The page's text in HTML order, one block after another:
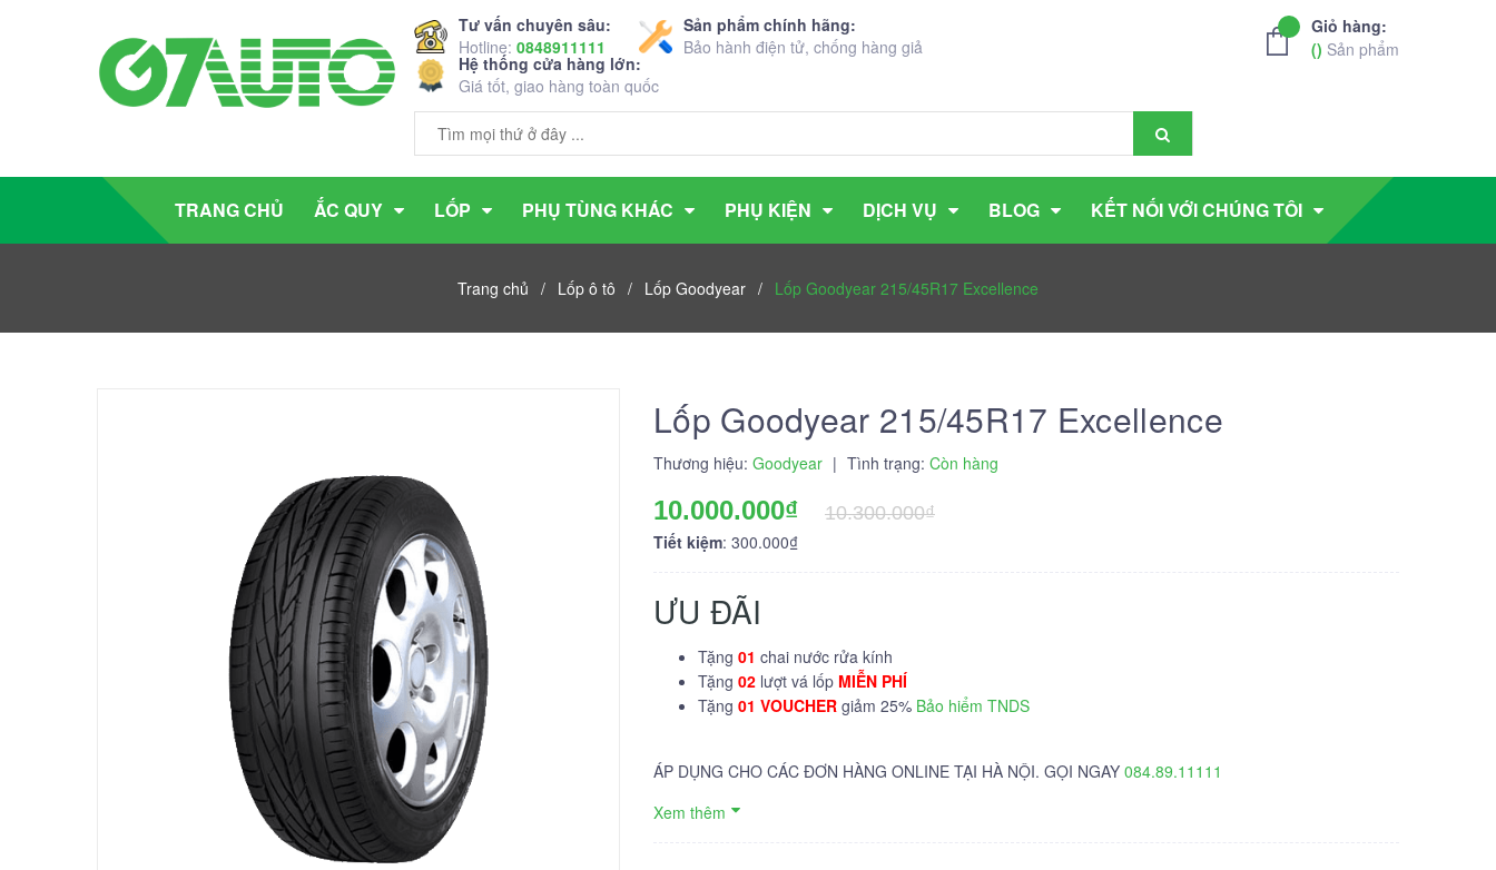
Tư vấn chuyên sâu:
Hotline: 0848911111
Sản phẩm chính hãng:
Bảo hành điện tử, chống hàng giả
Hệ thống cửa hàng lớn:
Giá tốt, giao hàng toàn quốc
Giỏ hàng:
() Sản phẩm
TRANG CHỦ ẮC QUY LỐP PHỤ TÙNG KHÁC PHỤ KIỆN DỊCH VỤ BLOG KẾT NỐI VỚI CHÚNG TÔI
Trang chủ / Lốp ô tô / Lốp Goodyear / Lốp Goodyear 215/45R17 Excellence
Lốp Goodyear 215/45R17 Excellence
Thương hiệu: Goodyear | Tình trạng: Còn hàng
10.000.000₫
10.300.000₫
Tiết kiệm: 300.000₫
ƯU ĐÃI
Tặng 01 chai nước rửa kính
Tặng 02 lượt vá lốp MIỄN PHÍ
Tặng 01 VOUCHER giảm 25% Bảo hiểm TNDS
ÁP DỤNG CHO CÁC ĐƠN HÀNG ONLINE TẠI HÀ NỘI. GỌI NGAY 084.89.11111
Xem thêm